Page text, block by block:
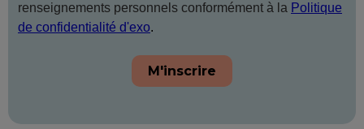
renseignements personnels conformément à la Politique
de confidentialité d'exo.
M'inscrire